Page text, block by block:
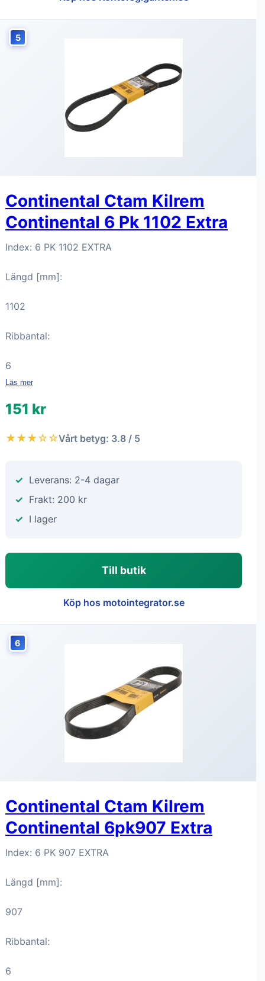
5
Continental Ctam Kilrem
Continental 6 Pk 1102 Extra
Index: 6 PK 1102 EXTRA
Längd [mm]:
1102
Ribbantal:
6
Läs mer
151 kr
★★★☆☆Vårt betyg: 3.8 / 5
Leverans: 2-4 dagar
Frakt: 200 kr
I lager
Till butik
Köp hos motointegrator.se
6
Continental Ctam Kilrem
Continental 6pk907 Extra
Index: 6 PK 907 EXTRA
Längd [mm]:
907
Ribbantal:
6